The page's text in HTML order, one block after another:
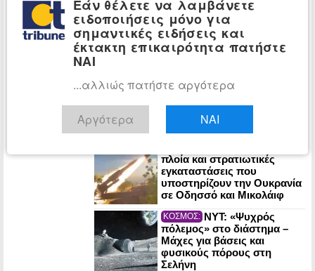
ΚΟΣΜΟΣ:
Βουλγαρία:
Ουκρανικό drone εξερράγη
κοντά σε αγωγό φυσικού
αερίου
Σαντορίνης: Ο νεκρός
το μυστήριο της Πομπηίας
του Αιγαίου
πλοία και στρατιωτικές
εγκαταστάσεις που
υποστηρίζουν την Ουκρανία
σε Οδησσό και Μικολάιφ
ΚΟΣΜΟΣ: NYT: «Ψυχρός
πόλεμος» στο διάστημα –
Μάχες για βάσεις και
φυσικούς πόρους στη
Σελήνη
Εάν θέλετε να λαμβάνετε
ειδοποιήσεις μόνο για
σημαντικές ειδήσεις και
έκτακτη επικαιρότητα πατήστε
ΝΑΙ
...αλλιώς πατήστε αργότερα
Αργότερα ΝΑΙ